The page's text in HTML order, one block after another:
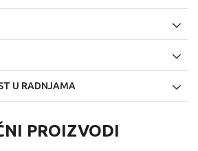
U RADNJAMA
PROIZVODI